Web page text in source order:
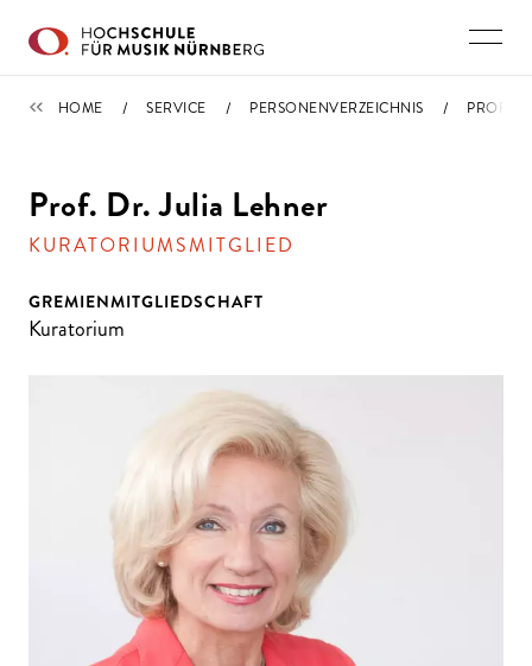
PERSONENVERZEICHNIS
HOME SERVICE PERSONENVERZEICHNIS PROFIL
Prof. Dr. Julia Lehner
KURATORIUMSMITGLIED
GREMIENMITGLIEDSCHAFT
Kuratorium